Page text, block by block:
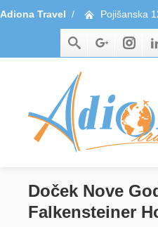
Adiona Travel / Pojišanska
Doček Nove
Falkensteiner